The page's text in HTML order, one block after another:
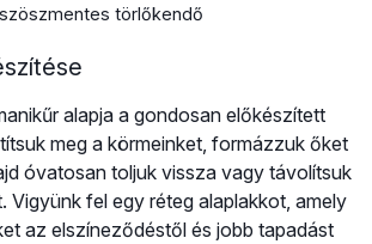
törlőkendő
alapja a gondosan előkészített
meg a körmeinket, formázzuk őket
óvatosan toljuk vissza vagy távolítsuk
Vigyünk fel egy réteg alaplakkot, amely
az elszíneződéstől és jobb tapadást